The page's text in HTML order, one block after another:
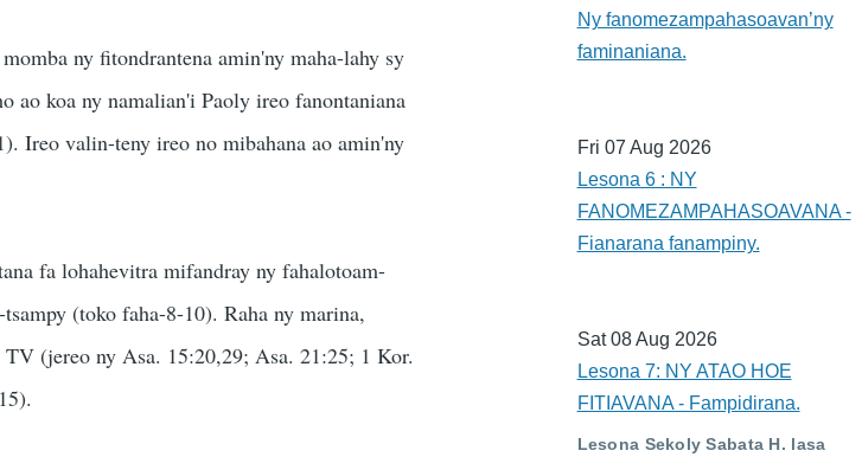
ny fitondrantena amin'ny maha-lahy sy
ao koa ny namalian'i Paoly ireo fanontaniana
Ireo valin-teny ireo no mibahana ao amin'ny
fa lohahevitra mifandray ny fahalotoam-
(toko faha-8-10). Raha ny marina,
(jereo ny Asa. 15:20,29; Asa. 21:25; 1 Kor.
Ny fanomezampahasoavan’ny
faminaniana.
Fri 07 Aug 2026
Lesona 6 : NY
FANOMEZAMPAHASOAVANA -
Fianarana fanampiny.
Sat 08 Aug 2026
Lesona 7: NY ATAO HOE
FITIAVANA - Fampidirana.
Lesona Sekoly Sabata H. lasa